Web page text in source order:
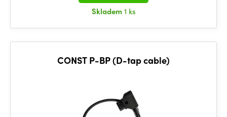
Skladem1 ks
CONST P-BP (D-tap cable)